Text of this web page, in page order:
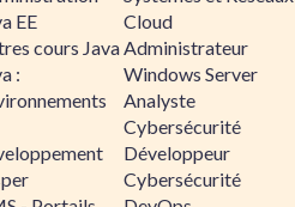
EE
cours Java
:
Cloud
Administrateur
Windows Server
Analyste
Cybersécurité
Développeur
Cybersécurité